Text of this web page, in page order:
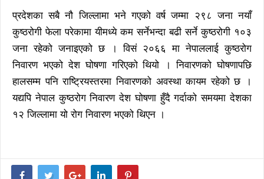
प्रदेशका सबै नौ जिल्लामा भने गएको वर्ष जम्मा २९८ जना नयाँ
कुष्ठरोगी फेला परेकामा यीमध्ये कम सर्नेभन्दा बढी सर्ने कुष्ठरोगी १०३
जना रहेको जनाइएको छ । विसं २०६६ मा नेपाललाई कुष्ठरोग
निवारण भएको देश घोषणा गरिएको थियो । निवारणको घोषणापछि
हालसम्म पनि राष्ट्रियस्तरमा निवारणको अवस्था कायम रहेको छ ।
यद्यपि नेपाल कुष्ठरोग निवारण देश घोषणा हुँदै गर्दाको समयमा देशका
१२ जिल्लामा यो रोग निवारण भएको थिएन ।